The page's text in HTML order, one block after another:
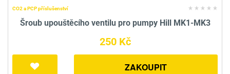
CO2 a PCP příslušenství
Šroub upouštěcího ventilu pro pumpy Hill MK1-MK3
250 Kč
ZAKOUPIT